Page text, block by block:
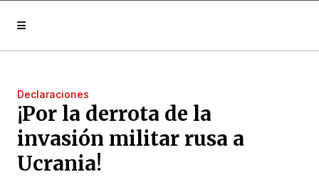
Declaraciones
¡Por la derrota de la
invasión militar rusa a
Ucrania!